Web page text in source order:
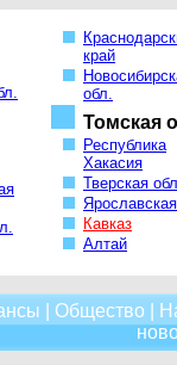
край
обл.
Томская
Республика
Хакасия
Тверская
Кавказ
Алтай
Общество